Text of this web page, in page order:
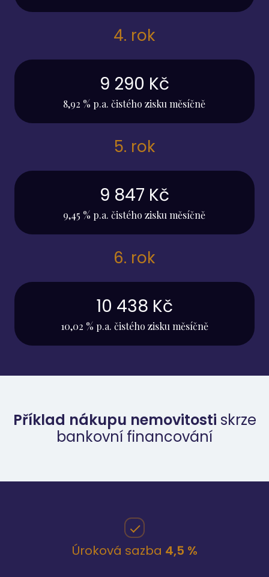
4. rok
9 290 Kč
8,92 % p.a. čistého zisku měsíčně
5. rok
9 847 Kč
9,45 % p.a. čistého zisku měsíčně
6. rok
10 438 Kč
10,02 % p.a. čistého zisku měsíčně
Příklad nákupu nemovitosti skrze
bankovní financování
Úroková sazba 4,5 %